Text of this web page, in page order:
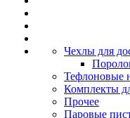
Чехлы для
Тефлоновые
Комплекты
Прочее
Паровые